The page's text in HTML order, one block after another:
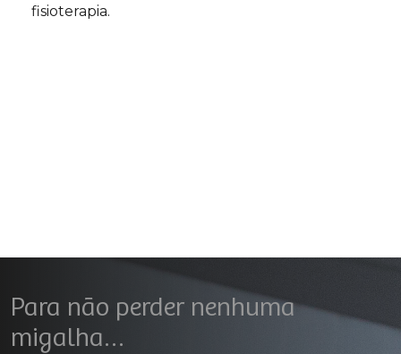
fisioterapia.
Para não perder nenhuma
migalha…